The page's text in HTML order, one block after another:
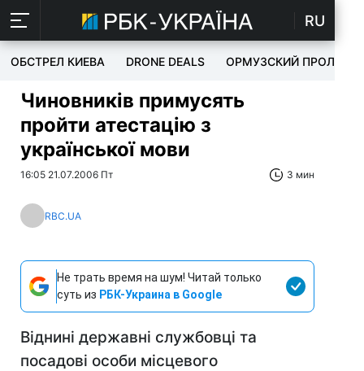
RU
ОБСТРЕЛ КИЕВА DRONE DEALS ОРМУЗСКИЙ ПРОЛИВ
Чиновників примусять
пройти атестацію з
української мови
16:05 21.07.2006 Пт 3 мин
RBC.UA
Не трать время на шум! Читай только
суть из РБК-Украина в Google
Віднині державні службовці та
посадові особи місцевого